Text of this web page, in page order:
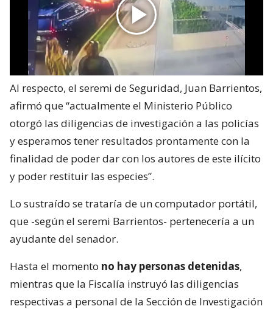
Al respecto, el seremi de Seguridad, Juan Barrientos,
afirmó que “actualmente el Ministerio Público
otorgó las diligencias de investigación a las policías
y esperamos tener resultados prontamente con la
finalidad de poder dar con los autores de este ilícito
y poder restituir las especies”.
Lo sustraído se trataría de un computador portátil,
que -según el seremi Barrientos- pertenecería a un
ayudante del senador.
Hasta el momento no hay personas detenidas,
mientras que la Fiscalía instruyó las diligencias
respectivas a personal de la Sección de Investigación